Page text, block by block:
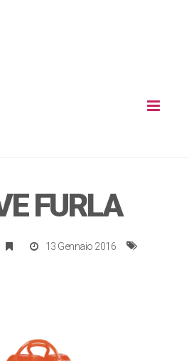
FURLA
13 Gennaio 2016